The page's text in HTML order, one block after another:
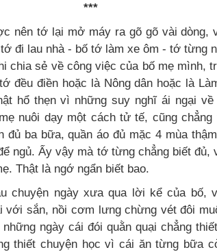
***
nên tớ lại mở máy ra gõ gõ vài dòng,
đi lau nhà - bố tớ làm xe ôm - tớ từng
chia sẻ về công việc của bố mẹ mình,
đều điền hoặc là Nông dân hoặc là
hổ thẹn vì những suy nghĩ ái ngại
nuôi dạy một cách tử tế, cũng chẳng
ba bữa, quần áo đủ mặc 4 mùa
ngủ. Ấy vậy mà tớ từng chẳng biết đủ,
Thật là ngớ ngẩn biết bao.
chuyện ngày xưa qua lời kể của bố,
với sắn, nồi cơm lưng chừng vét đôi
những ngày cái đói quằn quại chẳng
thiết chuyện học vì cái ăn từng bữa